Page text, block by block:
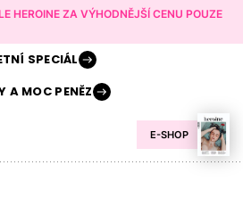
HEROINE ZA VÝHODNĚJŠÍ CENU POUZE
E-SHOP
SPECIÁL
AMOC PENĚZ